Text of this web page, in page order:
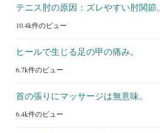
テニス肘の原因：ズレやすい肘関節。
10.4k件のビュー
ヒールで生じる足の甲の痛み。
6.7k件のビュー
首の張りにマッサージは無意味。
6.4k件のビュー